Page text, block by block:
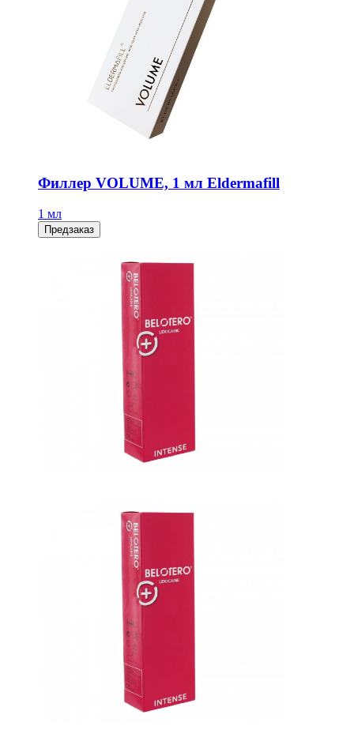
Филлер VOLUME, 1 мл Eldermafill
1 мл
Предзаказ